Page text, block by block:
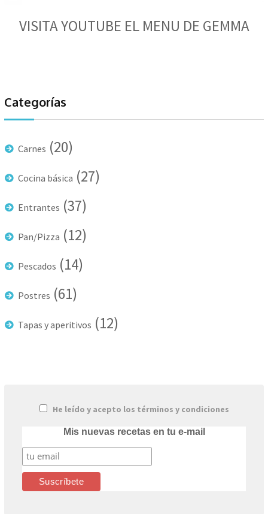
VISITA YOUTUBE EL MENU DE GEMMA
Categorías
Carnes (20)
Cocina básica (27)
Entrantes (37)
Pan/Pizza (12)
Pescados (14)
Postres (61)
Tapas y aperitivos (12)
He leído y acepto los términos y condiciones
Mis nuevas recetas en tu e-mail